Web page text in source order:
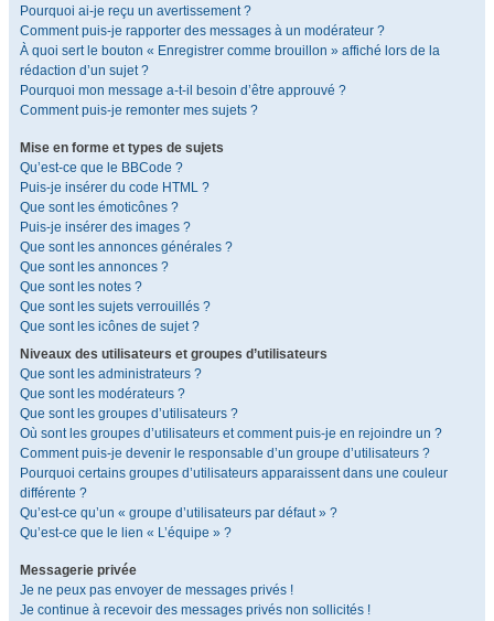
Pourquoi ai-je reçu un avertissement ?
Comment puis-je rapporter des messages à un modérateur ?
À quoi sert le bouton « Enregistrer comme brouillon » affiché lors de la
rédaction d’un sujet ?
Pourquoi mon message a-t-il besoin d’être approuvé ?
Comment puis-je remonter mes sujets ?
Mise en forme et types de sujets
Qu’est-ce que le BBCode ?
Puis-je insérer du code HTML ?
Que sont les émoticônes ?
Puis-je insérer des images ?
Que sont les annonces générales ?
Que sont les annonces ?
Que sont les notes ?
Que sont les sujets verrouillés ?
Que sont les icônes de sujet ?
Niveaux des utilisateurs et groupes d’utilisateurs
Que sont les administrateurs ?
Que sont les modérateurs ?
Que sont les groupes d’utilisateurs ?
Où sont les groupes d’utilisateurs et comment puis-je en rejoindre un ?
Comment puis-je devenir le responsable d’un groupe d’utilisateurs ?
Pourquoi certains groupes d’utilisateurs apparaissent dans une couleur
différente ?
Qu’est-ce qu’un « groupe d’utilisateurs par défaut » ?
Qu’est-ce que le lien « L’équipe » ?
Messagerie privée
Je ne peux pas envoyer de messages privés !
Je continue à recevoir des messages privés non sollicités !